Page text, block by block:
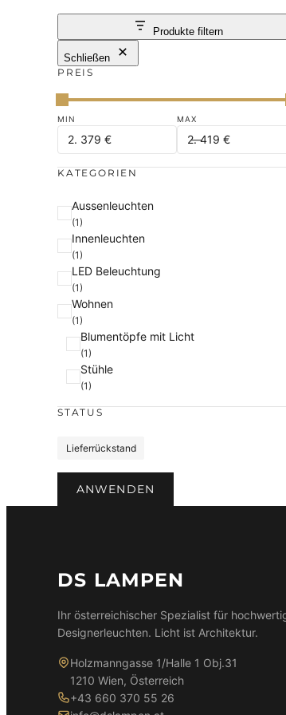
Produkte filtern
Schließen
PREIS
KATEGORIEN
K
g
o
Aussenleuchten
(1)
Innenleuchten
(1)
LED Beleuchtung
(1)
Wohnen
(1)
Blumentöpfe mit Licht
(1)
Stühle
(1)
STATUS
t
Lieferrückstand
ANWENDEN
DS LAMPEN
Ihr österreichischer Spezialist für
Designerleuchten. Licht ist Architektur.
Holzmanngasse 1/Halle 1 Obj.31
1210 Wien, Österreich
+43 660 370 55 26